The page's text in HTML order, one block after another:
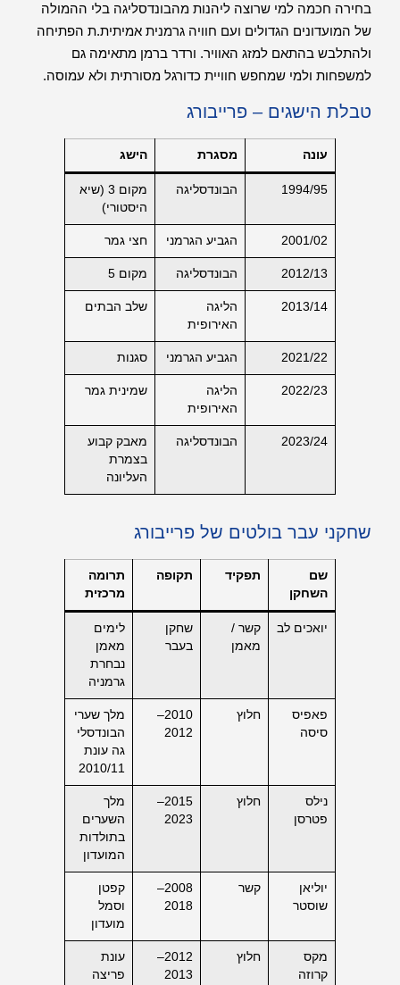
בחירה חכמה למי שרוצה ליהנות מהבונדסליגה בלי ההמולה
של המועדונים הגדולים ועם חוויה גרמנית אמיתית.ת הפתיחה
ולהתלבש בהתאם למזג האוויר. ורדר ברמן מתאימה גם
למשפחות ולמי שמחפש חוויית כדורגל מסורתית ולא עמוסה.
טבלת הישגים – פרייבורג
עונה מסגרת הישג
1994/95 הבונדסליגה
מקום 3 (שיא
היסטורי)
2001/02 הגביע הגרמני חצי גמר
2012/13 הבונדסליגה מקום 5
2013/14
הליגה
האירופית
שלב הבתים
2021/22 הגביע הגרמני סגנות
2022/23
הליגה
האירופית
שמינית גמר
2023/24 הבונדסליגה
מאבק קבוע
בצמרת
העליונה
שחקני עבר בולטים של פרייבורג
שם
השחקן
תפקיד תקופה
תרומה
מרכזית
יואכים לב
קשר /
מאמן
שחקן
בעבר
לימים
מאמן
נבחרת
גרמניה
פאפיס
סיסה
חלוץ
2010–
2012
מלך שערי
הבונדסלי
גה עונת
2010/11
נילס
פטרסן
חלוץ
2015–
2023
מלך
השערים
בתולדות
המועדון
יוליאן
שוסטר
קשר
2008–
2018
קפטן
וסמל
מועדון
מקס
קרוזה
חלוץ
2012–
2013
עונת
פריצה